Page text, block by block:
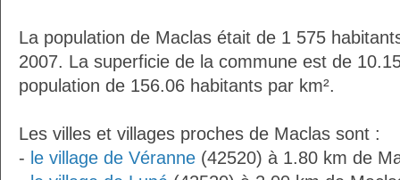
La population de Maclas était de 1 575
2007. La superficie de la commune est de
population de 156.06 habitants par km².
Les villes et villages proches de Maclas sont :
- le village de Véranne (42520) à 1.80 km de